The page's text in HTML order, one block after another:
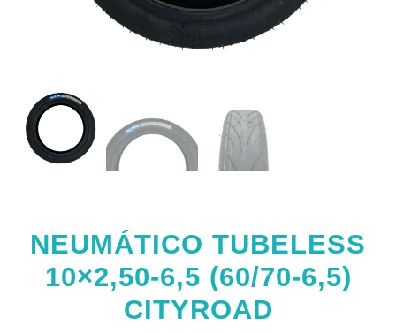
NEUMÁTICO TUBELESS
10×2,50-6,5 (60/70-6,5)
CITYROAD